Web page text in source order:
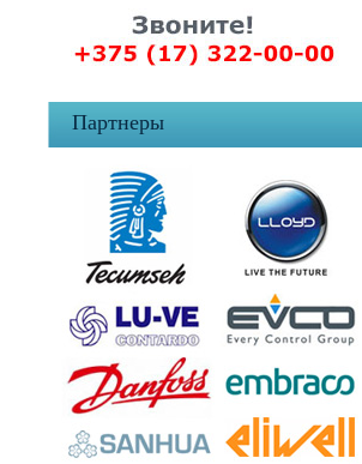
Партнеры